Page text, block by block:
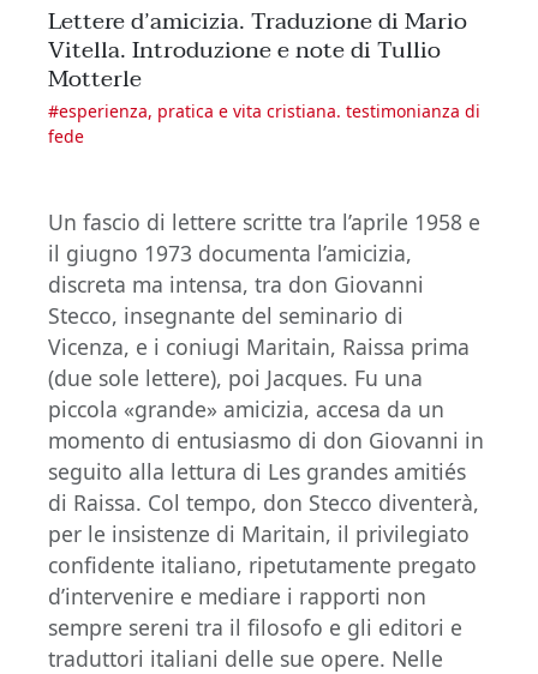
Lettere d’amicizia. Traduzione di Mario
Vitella. Introduzione e note di Tullio
Motterle
#esperienza, pratica e vita cristiana. testimonianza di
fede
Un fascio di lettere scritte tra l’aprile 1958 e
il giugno 1973 documenta l’amicizia,
discreta ma intensa, tra don Giovanni
Stecco, insegnante del seminario di
Vicenza, e i coniugi Maritain, Raissa prima
(due sole lettere), poi Jacques. Fu una
piccola «grande» amicizia, accesa da un
momento di entusiasmo di don Giovanni in
seguito alla lettura di Les grandes amitiés
di Raissa. Col tempo, don Stecco diventerà,
per le insistenze di Maritain, il privilegiato
confidente italiano, ripetutamente pregato
d’intervenire e mediare i rapporti non
sempre sereni tra il filosofo e gli editori e
traduttori italiani delle sue opere. Nelle